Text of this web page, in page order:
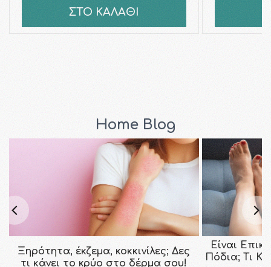
ΣΤΟ ΚΑΛΑΘΙ
Home Blog
Ξηρότητα, έκζεμα, κοκκινίλες; Δες
τι κάνει το κρύο στο δέρμα σου!
Είναι
Πόδια; Τι